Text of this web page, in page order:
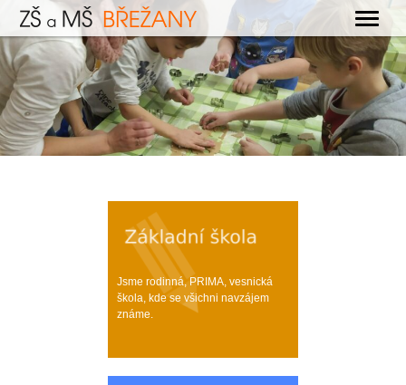
OBECNÉ
ZÁKLADNÍ ŠKOLA
MATEŘSKÁ ŠKOLA
ŠKOLNÍ JÍDELNA
KONTAKTY
Jsme rodinná, PRIMA, vesnická
škola, kde se všichni navzájem
známe.